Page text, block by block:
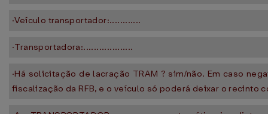
·Veículo transportador:............
·Transportadora:...................
·Há solicitação de lacração TRAM ? sim/não. Em caso
fiscalização da RFB, e o veículo só poderá deixar o recinto